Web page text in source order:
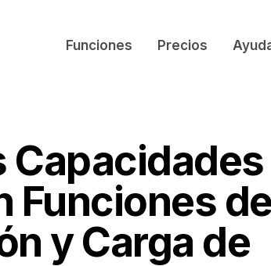
Funciones Precios
Capacidades
Funciones de
y Carga de